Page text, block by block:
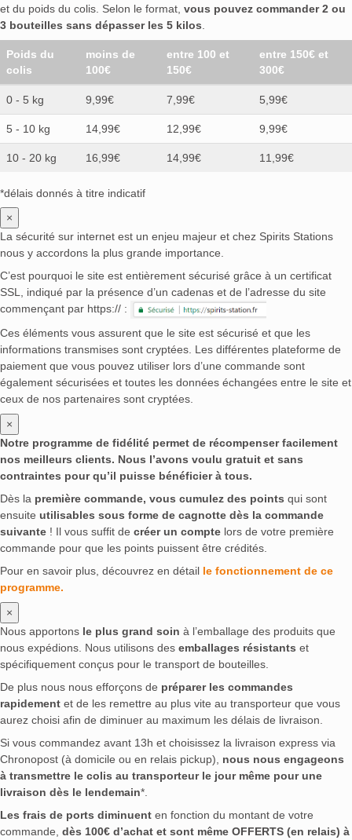
et du poids du colis. Selon le format, vous pouvez commander 2 ou
3 bouteilles sans dépasser les 5 kilos.
Poids du
colis
moins de
100€
entre 100 et
150€
entre 150€ et
300€
0 - 5 kg 9,99€ 7,99€ 5,99€
5 - 10 kg 14,99€ 12,99€ 9,99€
10 - 20 kg 16,99€ 14,99€ 11,99€
*délais donnés à titre indicatif
×
La sécurité sur internet est un enjeu majeur et chez Spirits Stations
nous y accordons la plus grande importance.
C’est pourquoi le site est entièrement sécurisé grâce à un certificat
SSL, indiqué par la présence d’un cadenas et de l’adresse du site
commençant par https:// :
Ces éléments vous assurent que le site est sécurisé et que les
informations transmises sont cryptées. Les différentes plateforme de
paiement que vous pouvez utiliser lors d’une commande sont
également sécurisées et toutes les données échangées entre le site et
ceux de nos partenaires sont cryptées.
×
Notre programme de fidélité permet de récompenser facilement
nos meilleurs clients. Nous l’avons voulu gratuit et sans
contraintes pour qu’il puisse bénéficier à tous.
Dès la première commande, vous cumulez des points qui sont
ensuite utilisables sous forme de cagnotte dès la commande
suivante ! Il vous suffit de créer un compte lors de votre première
commande pour que les points puissent être crédités.
Pour en savoir plus, découvrez en détail le fonctionnement de ce
programme.
×
Nous apportons le plus grand soin à l’emballage des produits que
nous expédions. Nous utilisons des emballages résistants et
spécifiquement conçus pour le transport de bouteilles.
De plus nous nous efforçons de préparer les commandes
rapidement et de les remettre au plus vite au transporteur que vous
aurez choisi afin de diminuer au maximum les délais de livraison.
Si vous commandez avant 13h et choisissez la livraison express via
Chronopost (à domicile ou en relais pickup), nous nous engageons
à transmettre le colis au transporteur le jour même pour une
livraison dès le lendemain*.
Les frais de ports diminuent en fonction du montant de votre
commande, dès 100€ d’achat et sont même OFFERTS (en relais) à